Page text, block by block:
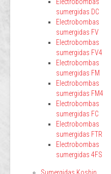
sumergidas DC
Electrobombas
sumergidas FV
Electrobombas
sumergidas FV4
Electrobombas
sumergidas FM
Electrobombas
sumergidas FM4
Electrobombas
sumergidas FC
Electrobombas
sumergidas FTR
Electrobombas
sumergidas 4FS